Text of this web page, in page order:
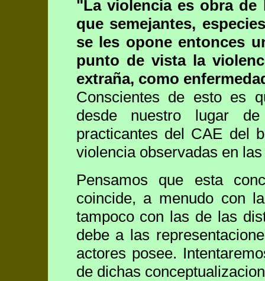
"La violencia es obra
que semejantes,
se les opone entonces
punto de vista la
extraña, como
Conscientes de esto es
desde nuestro lugar
practicantes del CAE del
violencia observadas en
Pensamos que esta
coincide, a menudo con
tampoco con las de las
debe a las
actores posee.
de dichas